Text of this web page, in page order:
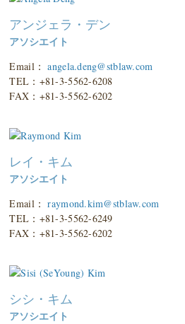
アンジェラ・デン
アソシエイト
Email：angela.deng@stblaw.com
TEL：+81-3-5562-6208
FAX：+81-3-5562-6202
レイ・キム
アソシエイト
Email：raymond.kim@stblaw.com
TEL：+81-3-5562-6249
FAX：+81-3-5562-6202
シシ・キム
アソシエイト